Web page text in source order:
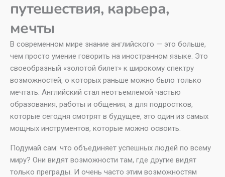
путешествия, карьера,
мечты
В современном мире знание английского — это больше,
чем просто умение говорить на иностранном языке. Это
своеобразный «золотой билет» к широкому спектру
возможностей, о которых раньше можно было только
мечтать. Английский стал неотъемлемой частью
образования, работы и общения, а для подростков,
которые сегодня смотрят в будущее, это один из самых
мощных инструментов, которые можно освоить.
Подумай сам: что объединяет успешных людей по всему
миру? Они видят возможности там, где другие видят
только преграды. И очень часто этим возможностям